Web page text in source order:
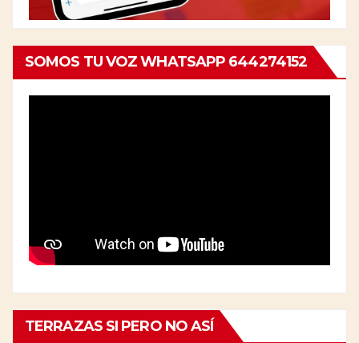
SOMOS TU VOZ WHATSAPP 644274152
TERRAZAS SI PERO NO ASÍ